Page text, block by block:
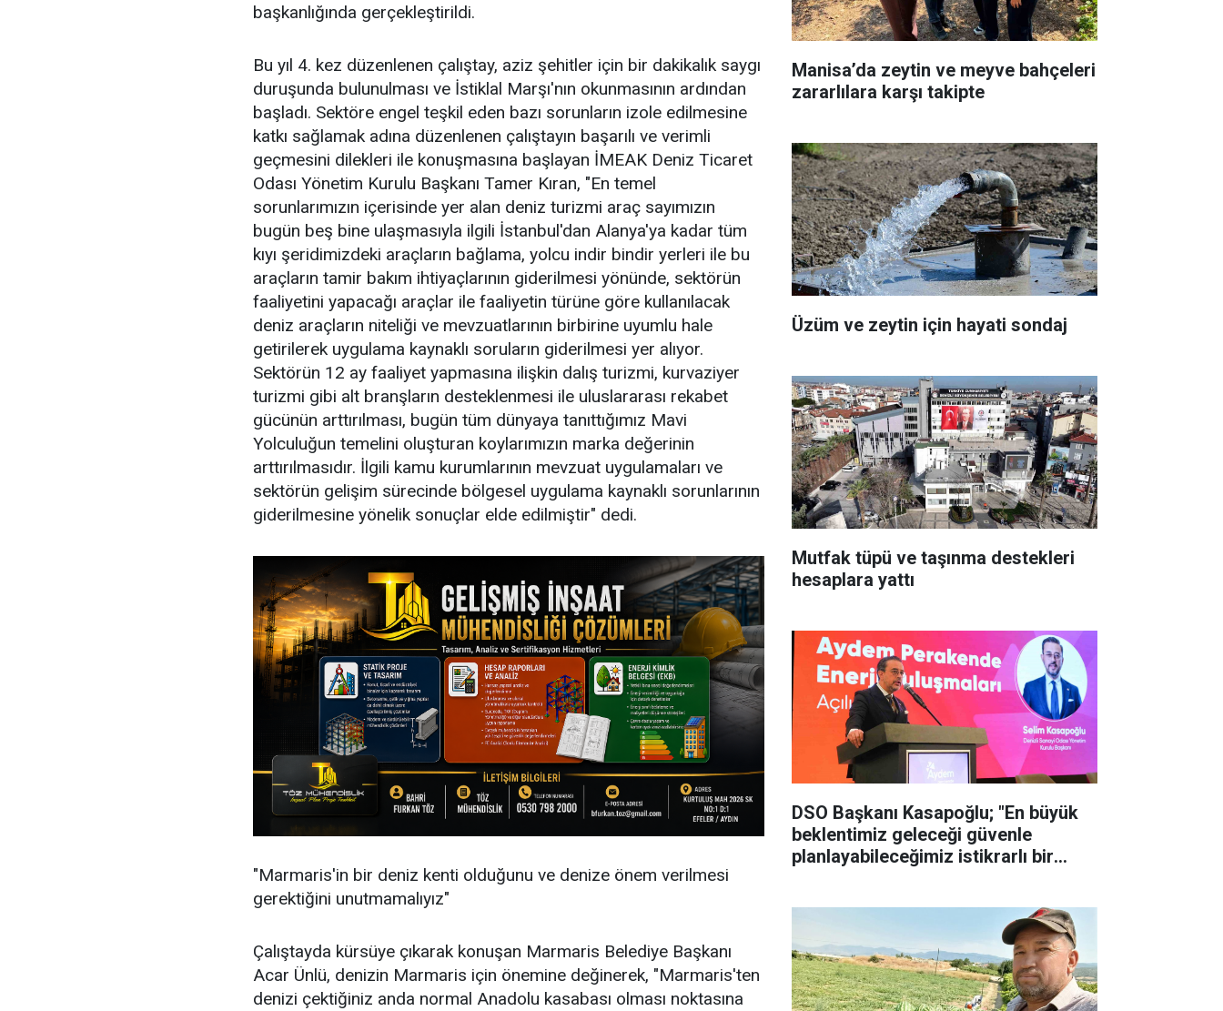
başkanlığında gerçekleştirildi.
Bu yıl 4. kez düzenlenen çalıştay, aziz şehitler için bir dakikalık saygı
duruşunda bulunulması ve İstiklal Marşı'nın okunmasının ardından
başladı. Sektöre engel teşkil eden bazı sorunların izole edilmesine
katkı sağlamak adına düzenlenen çalıştayın başarılı ve verimli
geçmesini dilekleri ile konuşmasına başlayan İMEAK Deniz Ticaret
Odası Yönetim Kurulu Başkanı Tamer Kıran, "En temel
sorunlarımızın içerisinde yer alan deniz turizmi araç sayımızın
bugün beş bine ulaşmasıyla ilgili İstanbul'dan Alanya'ya kadar tüm
kıyı şeridimizdeki araçların bağlama, yolcu indir bindir yerleri ile bu
araçların tamir bakım ihtiyaçlarının giderilmesi yönünde, sektörün
faaliyetini yapacağı araçlar ile faaliyetin türüne göre kullanılacak
deniz araçların niteliği ve mevzuatlarının birbirine uyumlu hale
getirilerek uygulama kaynaklı soruların giderilmesi yer alıyor.
Sektörün 12 ay faaliyet yapmasına ilişkin dalış turizmi, kurvaziyer
turizmi gibi alt branşların desteklenmesi ile uluslararası rekabet
gücünün arttırılması, bugün tüm dünyaya tanıttığımız Mavi
Yolculuğun temelini oluşturan koylarımızın marka değerinin
arttırılmasıdır. İlgili kamu kurumlarının mevzuat uygulamaları ve
sektörün gelişim sürecinde bölgesel uygulama kaynaklı sorunlarının
giderilmesine yönelik sonuçlar elde edilmiştir" dedi.
"Marmaris'in bir deniz kenti olduğunu ve denize önem verilmesi
gerektiğini unutmamalıyız"
Çalıştayda kürsüye çıkarak konuşan Marmaris Belediye Başkanı
Acar Ünlü, denizin Marmaris için önemine değinerek, "Marmaris'ten
denizi çektiğiniz anda normal Anadolu kasabası olması noktasına
Manisa’da zeytin ve meyve bahçeleri
zararlılara karşı takipte
Üzüm ve zeytin için hayati sondaj
Mutfak tüpü ve taşınma destekleri
hesaplara yattı
DSO Başkanı Kasapoğlu; "En büyük
beklentimiz geleceği güvenle
planlayabileceğimiz istikrarlı bir